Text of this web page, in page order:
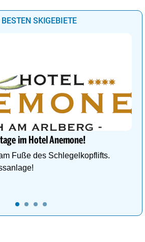
BESTEN SKIGEBIETE
im Hotel Anemone!
Fuße des Schlegelkopflifts.